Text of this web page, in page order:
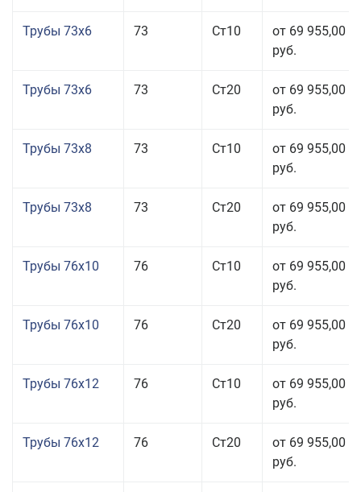
Трубы 73x6 73 Ст10
от 69 955,00
руб.
Трубы 73x6 73 Ст20
от 69 955,00
руб.
Трубы 73x8 73 Ст10
от 69 955,00
руб.
Трубы 73x8 73 Ст20
от 69 955,00
руб.
Трубы 76x10 76 Ст10
от 69 955,00
руб.
Трубы 76x10 76 Ст20
от 69 955,00
руб.
Трубы 76x12 76 Ст10
от 69 955,00
руб.
Трубы 76x12 76 Ст20
от 69 955,00
руб.